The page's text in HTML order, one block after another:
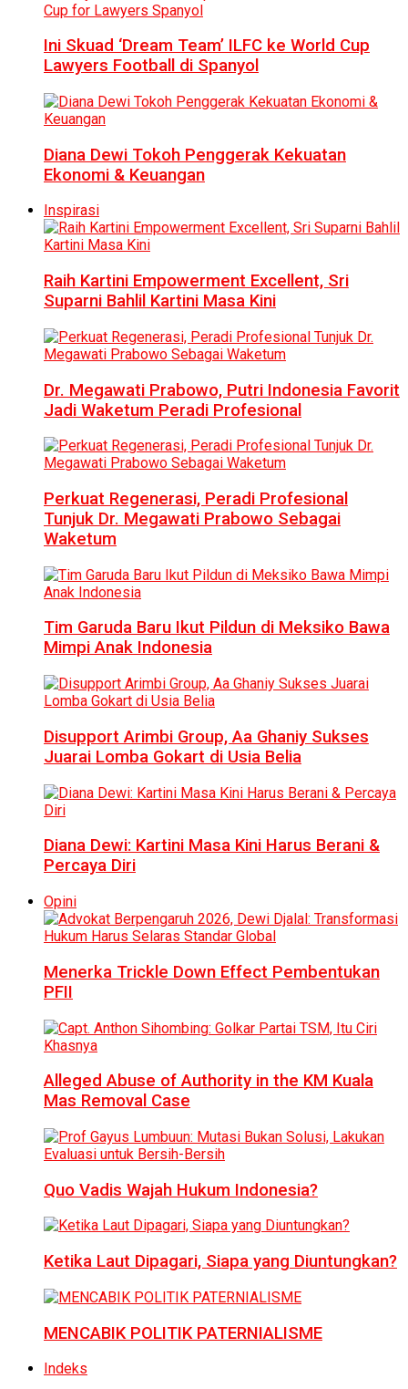
Ini Skuad ‘Dream Team’ ILFC ke World Cup
Lawyers Football di Spanyol
Diana Dewi Tokoh Penggerak Kekuatan
Ekonomi & Keuangan
Inspirasi
Raih Kartini Empowerment Excellent, Sri
Suparni Bahlil Kartini Masa Kini
Dr. Megawati Prabowo, Putri Indonesia Favorit
Jadi Waketum Peradi Profesional
Perkuat Regenerasi, Peradi Profesional
Tunjuk Dr. Megawati Prabowo Sebagai
Waketum
Tim Garuda Baru Ikut Pildun di Meksiko Bawa
Mimpi Anak Indonesia
Disupport Arimbi Group, Aa Ghaniy Sukses
Juarai Lomba Gokart di Usia Belia
Diana Dewi: Kartini Masa Kini Harus Berani &
Percaya Diri
Opini
Menerka Trickle Down Effect Pembentukan
PFII
Alleged Abuse of Authority in the KM Kuala
Mas Removal Case
Quo Vadis Wajah Hukum Indonesia?
Ketika Laut Dipagari, Siapa yang Diuntungkan?
MENCABIK POLITIK PATERNIALISME
Indeks